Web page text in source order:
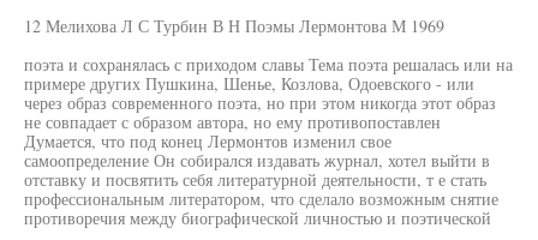
12 Мелихова Л С Турбин В Н Поэмы Лермонтова М 1969
поэта и сохранялась с приходом славы Тема поэта решалась или на
примере других Пушкина, Шенье, Козлова, Одоевского - или
через образ современного поэта, но при этом никогда этот образ
не совпадает с образом автора, но ему противопоставлен
Думается, что под конец Лермонтов изменил свое
самоопределение Он собирался издавать журнал, хотел выйти в
отставку и посвятить себя литературной деятельности, т е стать
профессиональным литератором, что сделало возможным снятие
противоречия между биографической личностью и поэтической